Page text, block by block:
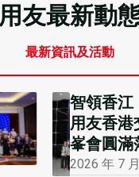
用友最新動
最新資訊及活動
智領香江
用友香港
峯會圓滿
2026 年 7